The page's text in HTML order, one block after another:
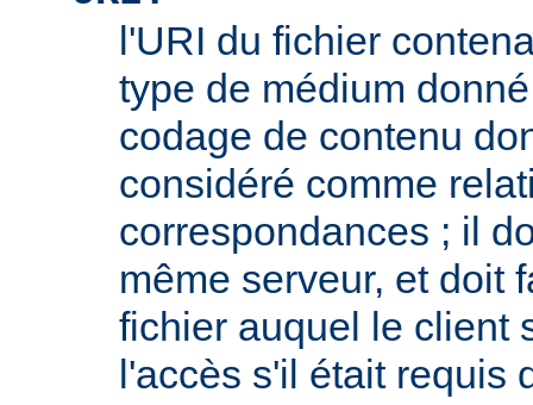
l'URI du fichier
type de médium
codage de contenu
considéré comme
correspondances ; il
même serveur, et doit
fichier auquel le client
l'accès s'il était requis